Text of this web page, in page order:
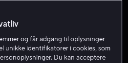
og får adgang til oplysninger
unikke identifikatorer i cookies, som
Du kan acceptere